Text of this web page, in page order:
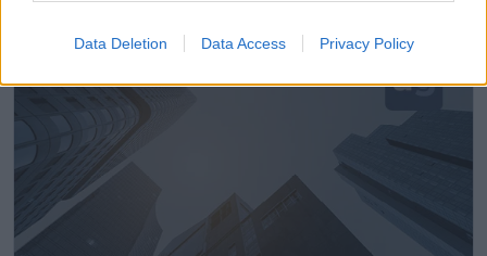
Data Deletion Data Access Privacy Policy